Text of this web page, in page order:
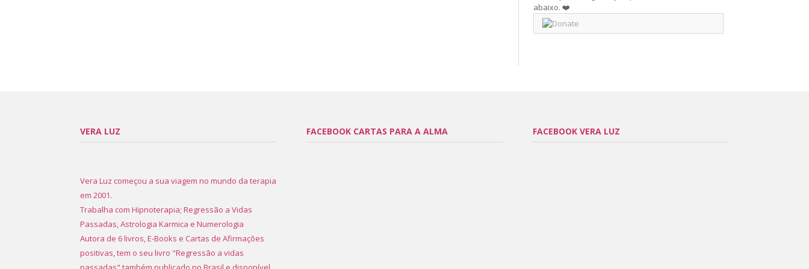
abaixo. ❤️
VERA LUZ
Vera Luz começou a sua viagem no mundo da terapia
em 2001.
Trabalha com Hipnoterapia; Regressão a Vidas
Passadas, Astrologia Karmica e Numerologia
Autora de 6 livros, E-Books e Cartas de Afirmações
positivas, tem o seu livro "Regressão a vidas
FACEBOOK CARTAS PARA A ALMA FACEBOOK VERA LUZ